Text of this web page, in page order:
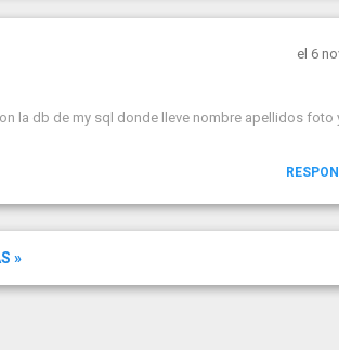
el 6
la db de my sql donde lleve nombre apellidos foto
»